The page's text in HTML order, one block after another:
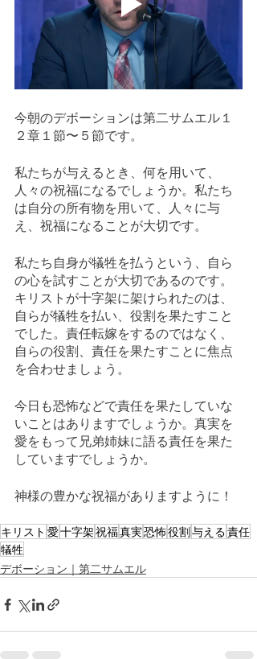
今朝のデボーションは第二サムエル１
２章１節〜５節です。
私たちが与えるとき、何を用いて、
人々の祝福になるでしょうか。私たち
は自分の所有物を用いて、人々に与
え、祝福になることが大切です。
私たち自身が犠牲を払うという、自ら
の心を試すことが大切であるのです。
キリストが十字架に架けられたのは、
自らが犠牲を払い、役割を果たすこと
でした。責任転嫁をするのではなく、
自らの役割、責任を果たすことに焦点
を合わせましょう。
今日も恐怖などで責任を果たしていな
いことはありますでしょうか。真実を
愛をもって兄弟姉妹に語る責任を果た
していますでしょうか。
神様の豊かな祝福がありますように！
キリスト 愛十字架祝福真実恐怖役割与える責任
犠牲
デボーション｜第二サムエル